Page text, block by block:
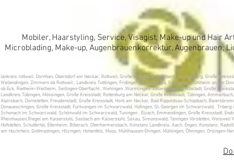
Mobiler, Haarstyling, Service, Visagist, Make-up und Hair
Microblading, Make-up, Augenbrauenkorrektur, Augenbrauen,
lankreis rottweil, Dornhan, Oberndorf am Neckar, Rottweil, Große Kreisstadt, Schiltach, Schramberg, Große
Wellendingen, Zimmern ob Rottweil , Landkreis Tuttlingen, Fridingen an der Donau, Geisingen, Mühlheim an der
ob Eck, Rietheim-Weilheim, Seitingen-Oberflacht , Wehingen ,Wurmlingen, Zollernalbkreis, Albstadt, Große
Landkreis Tübingen, Mössingen, Große Kreisstadt, Rottenburg am Neckar, Große Kreisstadt, Tübingen,
Alpirsbach, Dornstetten, Freudenstadt, Große Kreisstadt, Horb am Neckar, Bad Rippoldsau-Schapbach,
Donaueschingen, Große Kreisstadt, Furtwangen im Schwarzwald, Hüfingen, St. Georgen im Schwarzwald,
Schonach im Schwarzwald, Schönwald im Schwarzwald, Tuningen , Elzach, Emmendingen, Große Kreisstadt,
Rheinhausen,Riegel am Kaiserstuhl, Sasbach am Kaiserstuhl, Sexau, Simonswald, Teningen Vörstetten,
Hofstetten, Schuttertal, Ettenheim, Biberach, Oberharmersbach, Konstanz Landkreis, Aach, Engen, Konstanz,
am Hochrhein, Gottmadingen, Hilzingen, Hohenfels, Moos, Mühlhausen-Ehingen, Mühlingen, Öhningen, Orsingen-